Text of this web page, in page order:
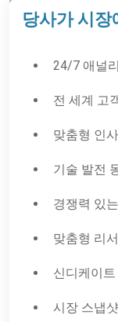
당사가 시
24/7 애널
전 세계 고
맞춤형 인
기술 발전
경쟁력 있
맞춤형 리
신디케이
시장 스냅샷